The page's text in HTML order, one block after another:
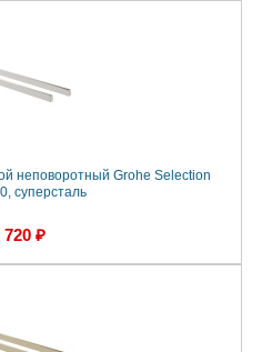
неповоротный Grohe Selection
суперсталь
720 ₽